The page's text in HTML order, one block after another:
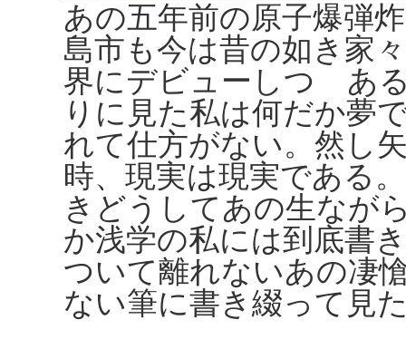
あの五年前の原子爆弾
島市も今は昔の如き家
界にデビューしつゝあ
りに見た私は何だか夢
れて仕方がない。然し
時、現実は現実である
きどうしてあの生なが
か浅学の私には到底書
ついて離れないあの凄
ない筆に書き綴って見